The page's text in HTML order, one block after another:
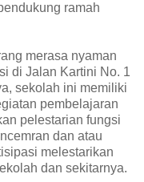
ramah
merasa nyaman
di Jalan Kartini No. 1
sekolah ini memiliki
pembelajaran
pelestarian fungsi
dan atau
melestarikan
dan sekitarnya.